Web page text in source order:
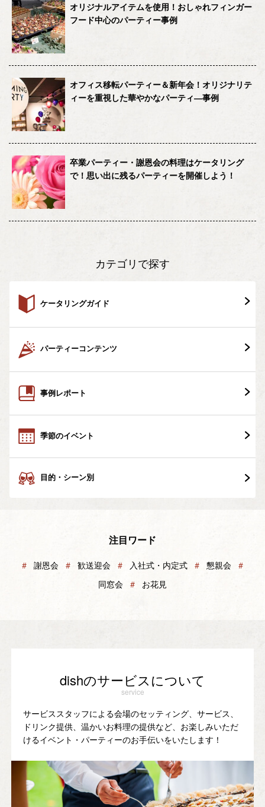
オリジナルアイテムを使用！おしゃれフィンガー
フード中心のパーティー事例
オフィス移転パーティー＆新年会！オリジナリテ
ィーを重視した華やかなパーティ―事例
卒業パーティー・謝恩会の料理はケータリング
で！思い出に残るパーティーを開催しよう！
カテゴリで探す
ケータリングガイド
パーティーコンテンツ
事例レポート
季節のイベント
目的・シーン別
注目ワード
＃ 謝恩会 ＃ 歓送迎会 ＃ 入社式・内定式 ＃ 懇親会 ＃
同窓会 ＃ お花見
dishのサービスについて
service
サービススタッフによる会場のセッティング、サービス、
ドリンク提供、温かいお料理の提供など、お楽しみいただ
けるイベント・パーティーのお手伝いをいたします！